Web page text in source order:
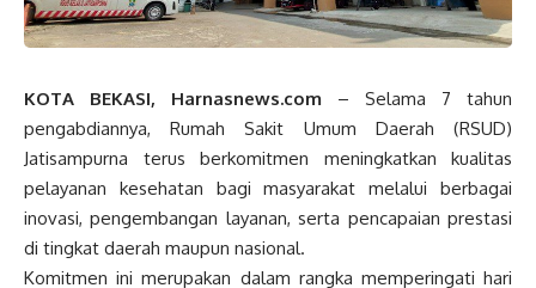
KOTA BEKASI, Harnasnews.com – Selama 7 tahun
pengabdiannya, Rumah Sakit Umum Daerah (RSUD)
Jatisampurna terus berkomitmen meningkatkan kualitas
pelayanan kesehatan bagi masyarakat melalui berbagai
inovasi, pengembangan layanan, serta pencapaian prestasi
di tingkat daerah maupun nasional.
Komitmen ini merupakan dalam rangka memperingati hari